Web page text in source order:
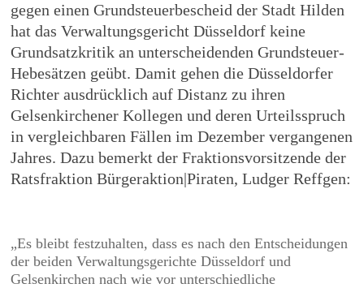
gegen einen Grundsteuerbescheid der Stadt Hilden
hat das Verwaltungsgericht Düsseldorf keine
Grundsatzkritik an unterscheidenden Grundsteuer-
Hebesätzen geübt. Damit gehen die Düsseldorfer
Richter ausdrücklich auf Distanz zu ihren
Gelsenkirchener Kollegen und deren Urteilsspruch
in vergleichbaren Fällen im Dezember vergangenen
Jahres. Dazu bemerkt der Fraktionsvorsitzende der
Ratsfraktion Bürgeraktion|Piraten, Ludger Reffgen:
„Es bleibt festzuhalten, dass es nach den Entscheidungen
der beiden Verwaltungsgerichte Düsseldorf und
Gelsenkirchen nach wie vor unterschiedliche